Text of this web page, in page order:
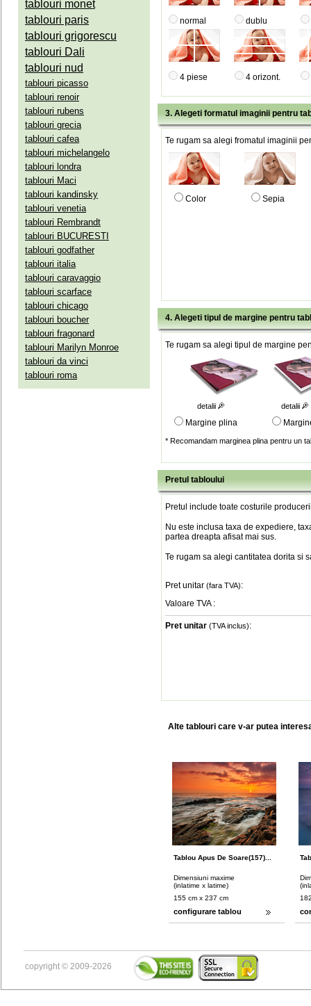
tablouri monet
tablouri paris
tablouri grigorescu
tablouri Dali
tablouri nud
tablouri picasso
tablouri renoir
tablouri rubens
tablouri grecia
tablouri cafea
tablouri michelangelo
tablouri londra
tablouri Maci
tablouri kandinsky
tablouri venetia
tablouri Rembrandt
tablouri BUCURESTI
tablouri godfather
tablouri italia
tablouri caravaggio
tablouri scarface
tablouri chicago
tablouri boucher
tablouri fragonard
tablouri Marilyn Monroe
tablouri da vinci
tablouri roma
normal dublu
4 piese 4 orizont.
3. Alegeti formatul imaginii pentru
Te rugam sa alegi fromatul imaginii
Color Sepia
4. Alegeti tipul de margine pentru
Te rugam sa alegi tipul de margine
detalii detalii
Margine plina
* Recomandam marginea plina pentru un
Pretul tabloului
Pretul include toate costurile
Nu este inclusa taxa de expediere,
partea dreapta afisat mai sus.
Te rugam sa alegi cantitatea dorita si
Pret unitar (fara TVA):
Valoare TVA :
Pret unitar (TVA inclus):
Alte tablouri care v-ar putea
Tablou Apus De Soare(157)...
Dimensiuni maxime
(inlatime x latime)
155 cm x 237 cm
configurare tablou
copyright © 2009-2026